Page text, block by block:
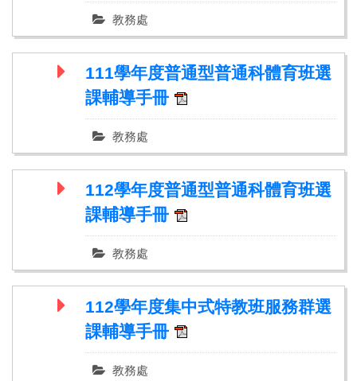
教務處
111學年度普通型普通科體育班選
課輔導手冊
教務處
112學年度普通型普通科體育班選
課輔導手冊
教務處
112學年度集中式特教班服務群選
課輔導手冊
教務處